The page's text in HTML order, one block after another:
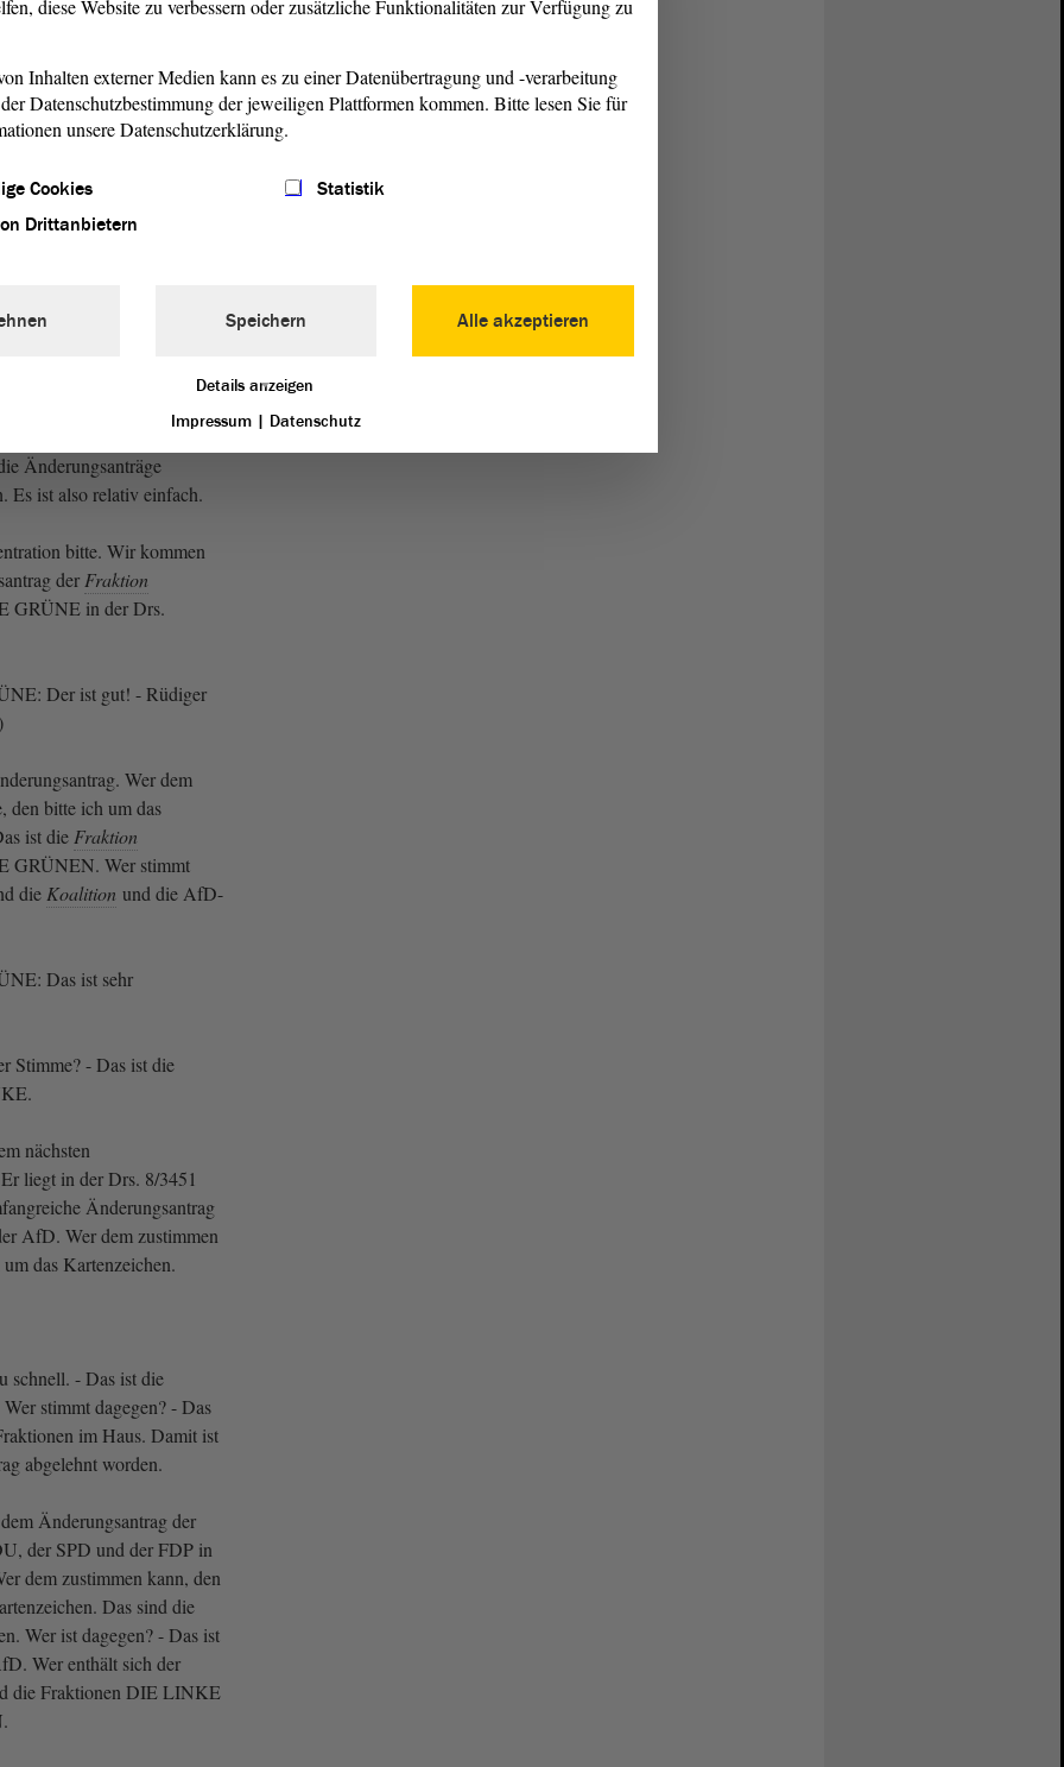
in der Drs.
kommen wir zu der
Entschließungsantrag
Beschlussempfehlung
den Entschließungsantrag
aufpassen. Wir kommen
über die Einzelpläne. Wie
Änderungsanträge der
wir bei den Einzelplänen
Änderungsanträge
ich sagen, wir gehen
Wir verfahren so, dass wir
dann über die
Änderungsanträge
Es ist also relativ einfach.
bitte. Wir kommen
der Fraktion
GRÜNE in der Drs.
Der ist gut! - Rüdiger
Wer dem
den bitte ich um das
ist die Fraktion
GRÜNEN. Wer stimmt
die Koalition und die AfD-
Das ist sehr
Stimme? - Das ist die
nächsten
liegt in der Drs. 8/3451
Änderungsantrag
AfD. Wer dem zustimmen
das Kartenzeichen.
schnell. - Das ist die
stimmt dagegen? - Das
im Haus. Damit ist
abgelehnt worden.
Änderungsantrag der
der SPD und der FDP in
dem zustimmen kann, den
Das sind die
Wer ist dagegen? - Das ist
Wer enthält sich der
die Fraktionen DIE LINKE
diese Website zu verbessern oder zusätzliche Funktionalitäten zur Verfügung zu
Inhalten externer Medien kann es zu einer Datenübertragung und -verarbeitung
Datenschutzbestimmung der jeweiligen Plattformen kommen. Bitte lesen Sie für
unsere Datenschutzerklärung.
Cookies
Statistik
Drittanbietern
Alle akzeptieren
Speichern
Details anzeigen
Impressum | Datenschutz